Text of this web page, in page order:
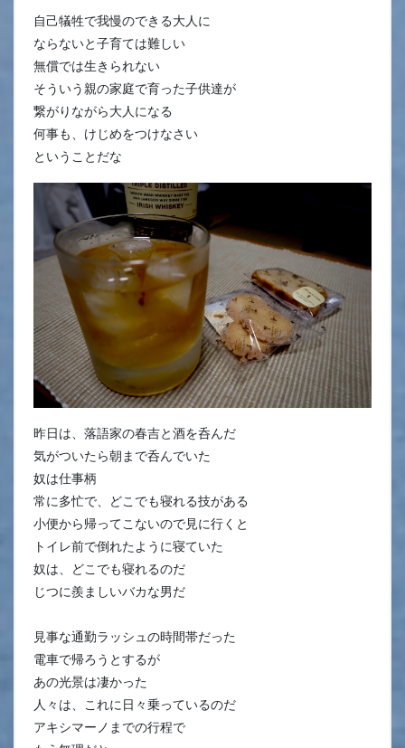
自己犠牲で我慢のできる大人に
ならないと子育ては難しい
無償では生きられない
そういう親の家庭で育った子供達が
繋がりながら大人になる
何事も、けじめをつけなさい
ということだな
昨日は、落語家の春吉と酒を呑んだ
気がついたら朝まで呑んでいた
奴は仕事柄
常に多忙で、どこでも寝れる技がある
小便から帰ってこないので見に行くと
トイレ前で倒れたように寝ていた
奴は、どこでも寝れるのだ
じつに羨ましいバカな男だ
見事な通勤ラッシュの時間帯だった
電車で帰ろうとするが
あの光景は凄かった
人々は、これに日々乗っているのだ
アキシマーノまでの行程で